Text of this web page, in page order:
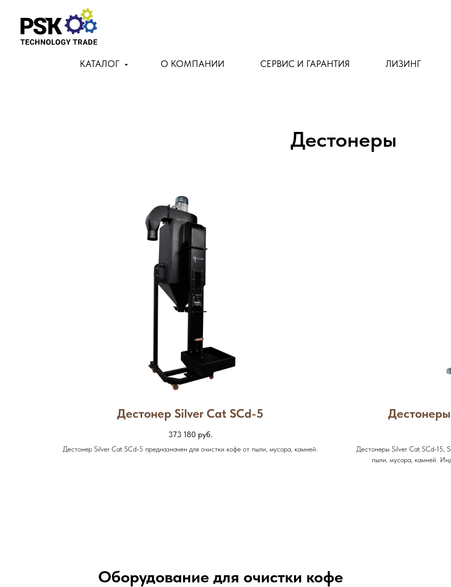
КАТАЛОГ О КОМПАНИИ СЕРВИС И ГАРАНТИЯ ЛИЗИНГ
Дестонеры
Дестонер Silver Cat SCd-5
373 180 руб.
Дестонер Silver Cat SCd-5 предназначен для очистки кофе от пыли, мусора, камней.
Дестонеры Silver Cat SCd-15,
пыли, мусора, камней.
Оборудование для очистки кофе